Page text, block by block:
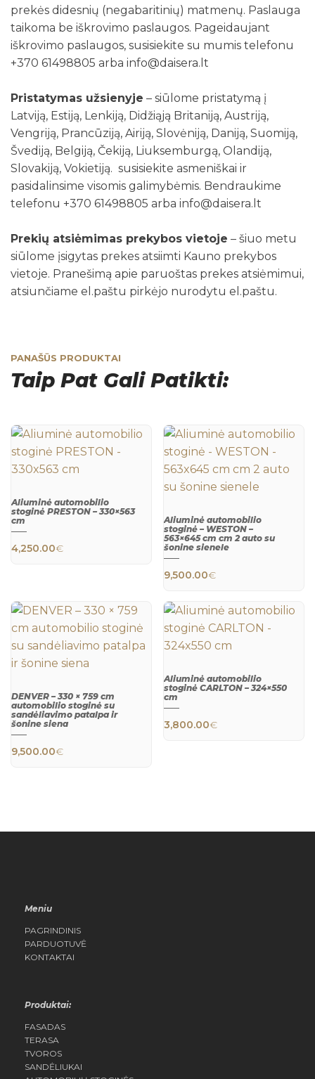
prekės didesnių (negabaritinių) matmenų. Paslauga
taikoma be iškrovimo paslaugos. Pageidaujant
iškrovimo paslaugos, susisiekite su mumis telefonu
+370 61498805 arba info@daisera.lt
Pristatymas užsienyje – siūlome pristatymą į
Latviją, Estiją, Lenkiją, Didžiąją Britaniją, Austriją,
Vengriją, Prancūziją, Airiją, Slovėniją, Daniją, Suomiją,
Švediją, Belgiją, Čekiją, Liuksemburgą, Olandiją,
Slovakiją, Vokietiją. susisiekite asmeniškai ir
pasidalinsime visomis galimybėmis. Bendraukime
telefonu +370 61498805 arba info@daisera.lt
Prekių atsiėmimas prekybos vietoje – šiuo metu
siūlome įsigytas prekes atsiimti Kauno prekybos
vietoje. Pranešimą apie paruoštas prekes atsiėmimui,
atsiunčiame el.paštu pirkėjo nurodytu el.paštu.
PANAŠŪS PRODUKTAI
Taip Pat Gali Patikti:
Aliuminė automobilio
stoginė PRESTON – 330×563
cm
4,250.00€
Aliuminė automobilio
stoginė – WESTON –
563×645 cm cm 2 auto su
šonine sienele
9,500.00€
DENVER – 330 × 759 cm
automobilio stoginė su
sandėliavimo patalpa ir
šonine siena
9,500.00€
Aliuminė automobilio
stoginė CARLTON – 324×550
cm
3,800.00€
Meniu
PAGRINDINIS
PARDUOTUVĖ
KONTAKTAI
Produktai:
FASADAS
TERASA
TVOROS
SANDĖLIUKAI